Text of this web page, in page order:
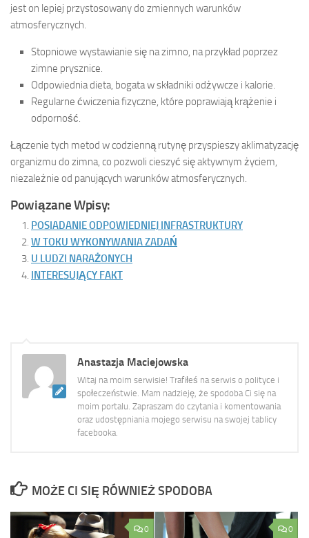
jest on lepiej przystosowany do zmiennych warunków
atmosferycznych.
Stopniowe wystawianie się na zimno, na przykład poprzez
zimne prysznice.
Odpowiednia dieta, bogata w składniki odżywcze i kalorie.
Regularne ćwiczenia fizyczne, które poprawiają krążenie i
odporność.
Łączenie tych metod w codzienną rutynę przyspieszy aklimatyzację
organizmu do zimna, co pozwoli cieszyć się aktywnym życiem,
niezależnie od panujących warunków atmosferycznych.
Powiązane Wpisy:
POSIADANIE ODPOWIEDNIEJ INFRASTRUKTURY
W TOKU WYKONYWANIA ZADAŃ
U LUDZI NARAŻONYCH
INTERESUJĄCY FAKT
Anastazja Maciejowska
Witaj na moim serwisie! Trafiłeś na serwis o polityce i
społeczeństwie. Mam nadzieję, że spodoba Ci się na
moim portalu. Zapraszam do czytania i komentowania
oraz udostępniania mojego serwisu na swojej tablicy
facebooka.
MOŻE CI SIĘ RÓWNIEŻ SPODOBA
0 0